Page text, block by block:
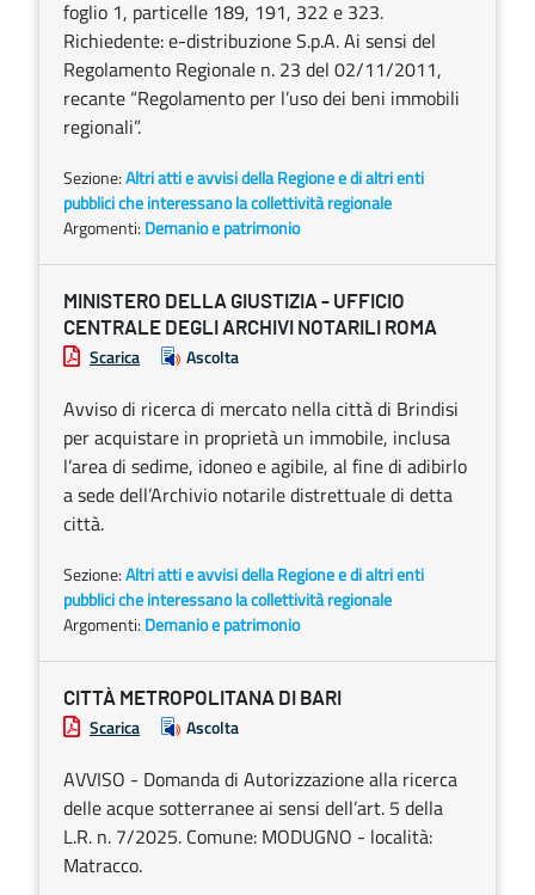
foglio 1, particelle 189, 191, 322 e 323.
Richiedente: e-distribuzione S.p.A. Ai sensi del
Regolamento Regionale n. 23 del 02/11/2011,
recante “Regolamento per l’uso dei beni immobili
regionali”.
Sezione:Altri atti e avvisi della Regione e di altri enti
pubblici che interessano la collettività regionale
Argomenti: Demanio e patrimonio
MINISTERO DELLA GIUSTIZIA - UFFICIO
CENTRALE DEGLI ARCHIVI NOTARILI ROMA
Scarica Ascolta
Avviso di ricerca di mercato nella città di Brindisi
per acquistare in proprietà un immobile, inclusa
l’area di sedime, idoneo e agibile, al fine di adibirlo
a sede dell’Archivio notarile distrettuale di detta
città.
Sezione:Altri atti e avvisi della Regione e di altri enti
pubblici che interessano la collettività regionale
Argomenti: Demanio e patrimonio
CITTÀ METROPOLITANA DI BARI
Scarica Ascolta
AVVISO - Domanda di Autorizzazione alla ricerca
delle acque sotterranee ai sensi dell’art. 5 della
L.R. n. 7/2025. Comune: MODUGNO - località:
Matracco.